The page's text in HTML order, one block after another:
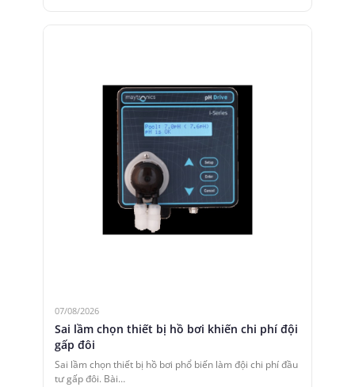
07/08/2026
Sai lầm chọn thiết bị hồ bơi khiến chi phí đội
gấp đôi
Sai lầm chọn thiết bị hồ bơi phổ biến làm đội chi phí đầu
tư gấp đôi. Bài…